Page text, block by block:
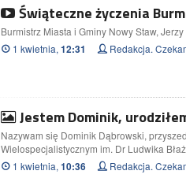
Świąteczne życzenia
Burmistrz Miasta i Gminy Nowy Staw,
1 kwietnia, 12:31 Redakcja.
Jestem Dominik,
Nazywam się Dominik Dąbrowski,
Wielospecjalistycznym im. Dr Ludwika
1 kwietnia, 10:36 Redakcja.